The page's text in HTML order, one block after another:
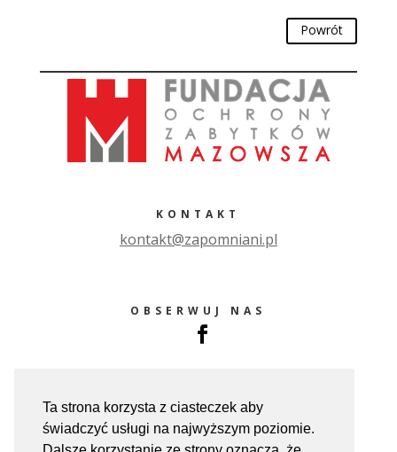
Ta strona korzysta z ciasteczek aby
świadczyć usługi na najwyższym poziomie.
Powrót
KONTAKT
kontakt@zapomniani.pl
OBSERWUJ NAS